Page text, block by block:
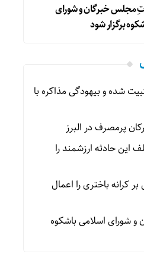
مجلس خبرگان و شورای
برگزار شود
شده و بیهودگی مذاکره با
حادثه ارزشمند را
کرانه باختری را اعمال
و شورای اسلامی باشکوه